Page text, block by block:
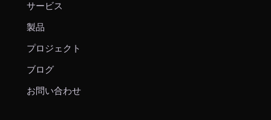
サービス
製品
プロジェクト
ブログ
お問い合わせ